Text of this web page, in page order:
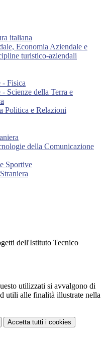
italiana
Economia Aziendale e
turistico-aziendali
- Fisica
- Scienze della Terra e
Politica e Relazioni
della Comunicazione
Sportive
dell'Istituto Tecnico
utilizzati si avvalgono di
utili alle finalità illustrate nella
Accetta tutti i cookies